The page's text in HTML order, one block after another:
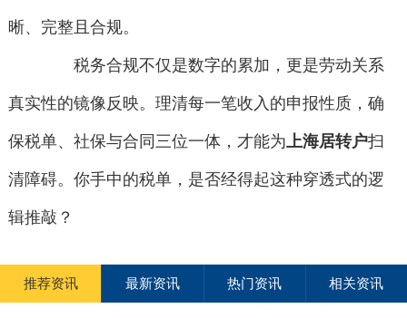
晰、完整且合规。
税务合规不仅是数字的累加，更是劳动关系
真实性的镜像反映。理清每一笔收入的申报性质，确
保税单、社保与合同三位一体，才能为上海居转户扫
清障碍。你手中的税单，是否经得起这种穿透式的逻
辑推敲？
推荐资讯 最新资讯 热门资讯 相关资讯